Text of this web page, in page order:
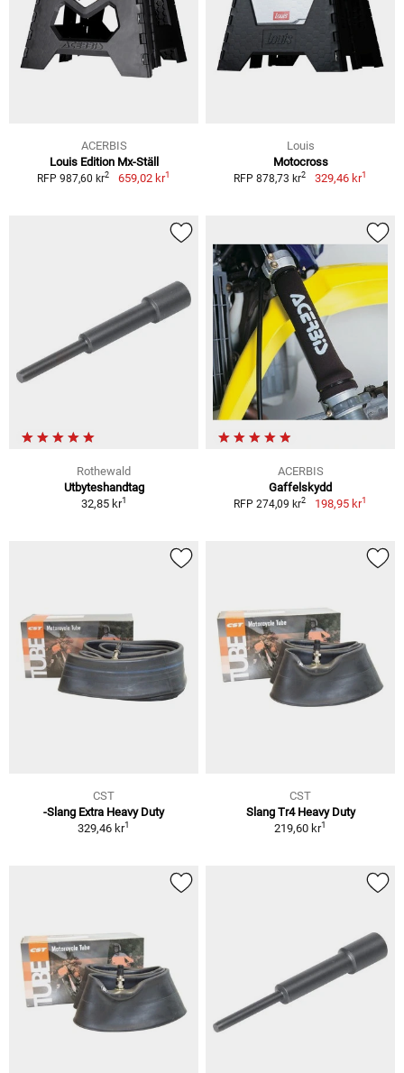
ACERBIS
Louis Edition Mx-Ställ
RFP 987,60 kr2 659,02 kr1
Louis
Motocross
RFP 878,73 kr2 329,46 kr1
Rothewald
Utbyteshandtag
32,85 kr1
ACERBIS
Gaffelskydd
RFP 274,09 kr2 198,95 kr1
CST
-Slang Extra Heavy Duty
329,46 kr1
CST
Slang Tr4 Heavy Duty
219,60 kr1